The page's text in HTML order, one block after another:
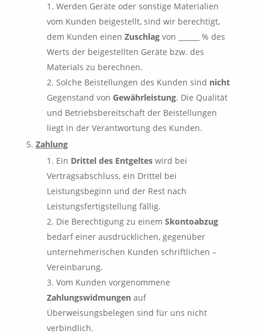
Werden Geräte oder sonstige Materialien
vom Kunden beigestellt, sind wir berechtigt,
dem Kunden einen Zuschlag von ______ % des
Werts der beigestellten Geräte bzw. des
Materials zu berechnen.
Solche Beistellungen des Kunden sind nicht
Gegenstand von Gewährleistung. Die Qualität
und Betriebsbereitschaft der Beistellungen
liegt in der Verantwortung des Kunden.
Zahlung
Ein Drittel des Entgeltes wird bei
Vertragsabschluss, ein Drittel bei
Leistungsbeginn und der Rest nach
Leistungsfertigstellung fällig.
Die Berechtigung zu einem Skontoabzug
bedarf einer ausdrücklichen, gegenüber
unternehmerischen Kunden schriftlichen –
Vereinbarung.
Vom Kunden vorgenommene
Zahlungswidmungenauf
Überweisungsbelegen sind für uns nicht
verbindlich.